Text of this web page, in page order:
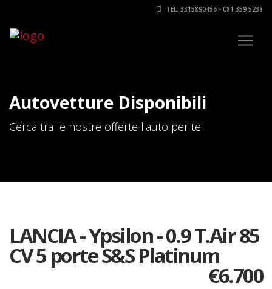
TEL: 3315890456 - 081 359 5238
Autovetture Disponibili
Cerca tra le nostre offerte l'auto per te!
LANCIA - Ypsilon - 0.9 T.Air 85
CV 5 porte S&S Platinum
€6.700